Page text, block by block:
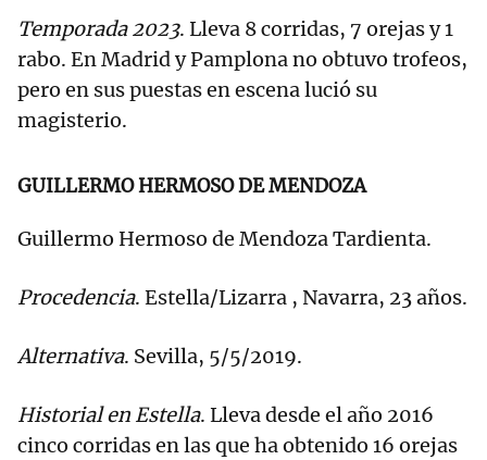
Temporada 2023. Lleva 8 corridas, 7 orejas y 1
rabo. En Madrid y Pamplona no obtuvo trofeos,
pero en sus puestas en escena lució su
magisterio.
GUILLERMO HERMOSO DE MENDOZA
Guillermo Hermoso de Mendoza Tardienta.
Procedencia. Estella/Lizarra , Navarra, 23 años.
Alternativa. Sevilla, 5/5/2019.
Historial en Estella. Lleva desde el año 2016
cinco corridas en las que ha obtenido 16 orejas